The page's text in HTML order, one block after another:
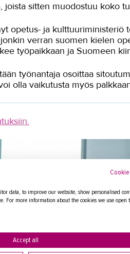
joista sitten muodostuu koko
opetus- ja kulttuuriministeriö
verran suomen kielen
työpaikkaan ja Suomeen
työnantaja osoittaa
olla vaikutusta myös
data, to improve our website, show personalised
For more information about the cookies we use open
Accept all